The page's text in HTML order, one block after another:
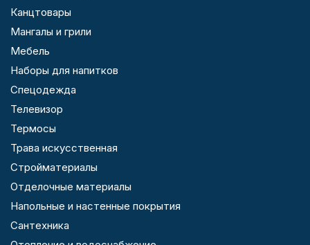
Канцтовары
Мангалы и грили
Мебель
Наборы для напитков
Спецодежда
Телевизор
Термосы
Трава искусственная
Стройматериалы
Отделочные материалы
Напольные и настенные покрытия
Сантехника